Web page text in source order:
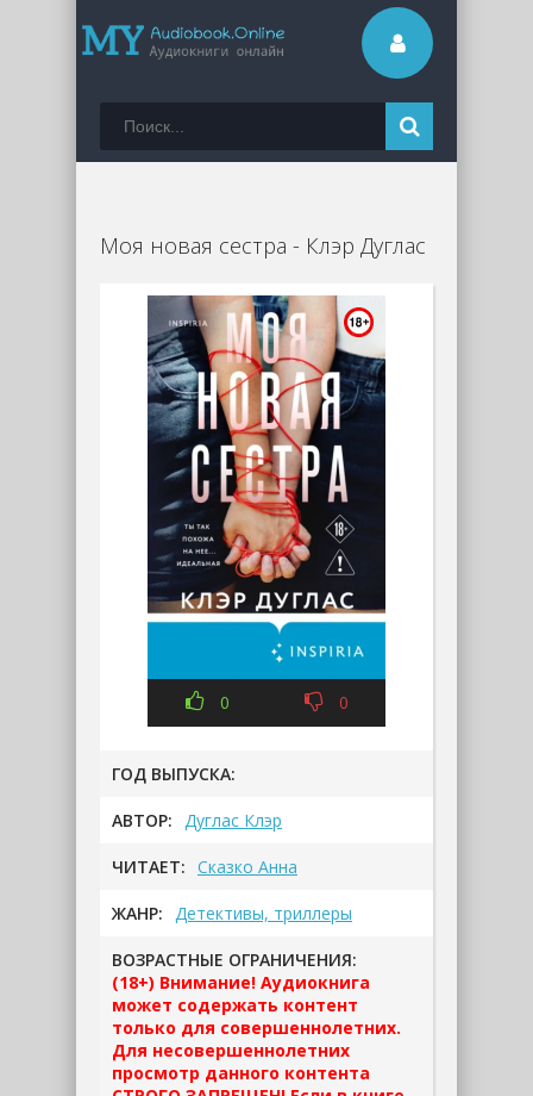
Моя новая сестра - Клэр Дуглас
0 0
ГОД ВЫПУСКА:
АВТОР: Дуглас Клэр
ЧИТАЕТ: Сказко Анна
ЖАНР: Детективы, триллеры
ВОЗРАСТНЫЕ ОГРАНИЧЕНИЯ:
(18+) Внимание! Аудиокнига
может содержать контент
только для совершеннолетних.
Для несовершеннолетних
просмотр данного контента